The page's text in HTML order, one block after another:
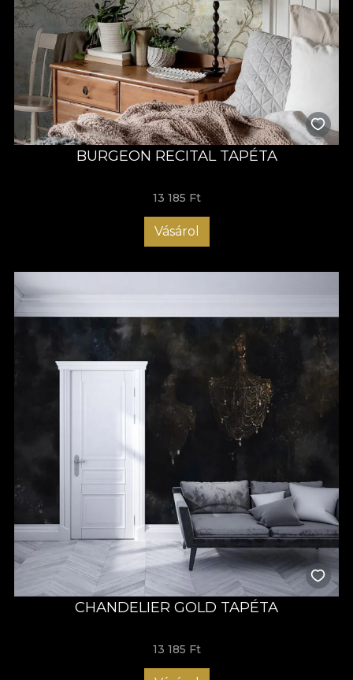
BURGEON RECITAL TAPÉTA
13 185 Ft
Vásárol
CHANDELIER GOLD TAPÉTA
13 185 Ft